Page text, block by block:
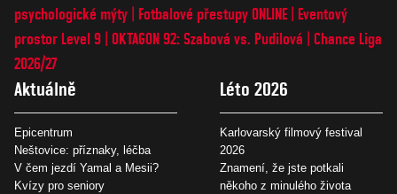
psychologické mýty
Fotbalové přestupy ONLINE
Eventový
prostor Level 9 OKTAGON 92: Szabová vs. Pudilová
Chance Liga
2026/27
Aktuálně
Epicentrum
Neštovice: příznaky, léčba
V čem jezdí Yamal a Mesii?
Kvízy pro seniory
Léto 2026
Karlovarský filmový festival
2026
Znamení, že jste potkali
někoho z minulého života